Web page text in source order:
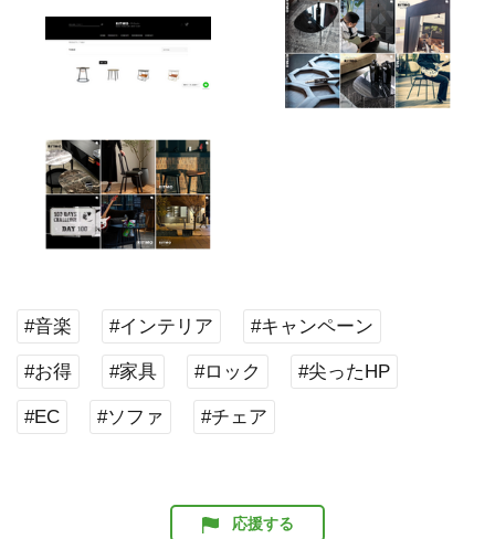
#音楽 #インテリア #キャンペーン
#お得 #家具 #ロック #尖ったHP
#EC #ソファ #チェア
応援する